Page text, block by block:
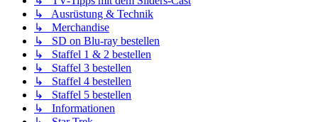
↳ Ausrüstung & Technik
↳ Merchandise
↳ SD on Blu-ray bestellen
↳ Staffel 1 & 2 bestellen
↳ Staffel 3 bestellen
↳ Staffel 4 bestellen
↳ Staffel 5 bestellen
↳ Informationen